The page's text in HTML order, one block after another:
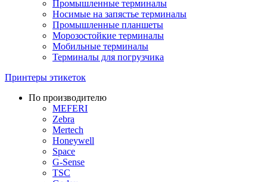
Промышленные терминалы
Носимые на запястье терминалы
Промышленные планшеты
Морозостойкие терминалы
Мобильные терминалы
Терминалы для погрузчика
Принтеры этикеток
По производителю
MEFERI
Zebra
Mertech
Honeywell
Space
G-Sense
TSC